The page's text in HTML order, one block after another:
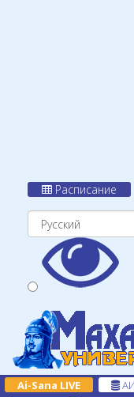
Расписание
Ai-Sana LIVE